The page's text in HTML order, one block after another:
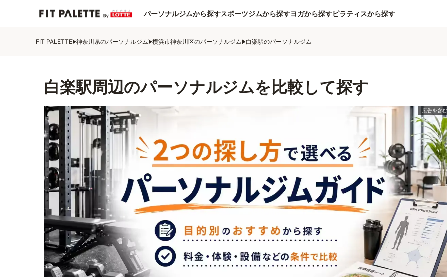
パーソナルジムから探すスポーツジムから探すヨガから探すピラティスから探す
FIT PALETTE 神奈川県のパーソナルジム 横浜市神奈川区のパーソナルジム 白楽駅のパーソナルジム
白楽駅周辺のパーソナルジムを比較して探す